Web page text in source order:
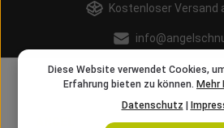
Kostenloser Versand
Diese Website verwendet Cookies,
Erfahrung bieten zu können. Mehr
Datenschutz